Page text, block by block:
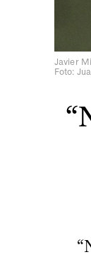
Javier
Foto: